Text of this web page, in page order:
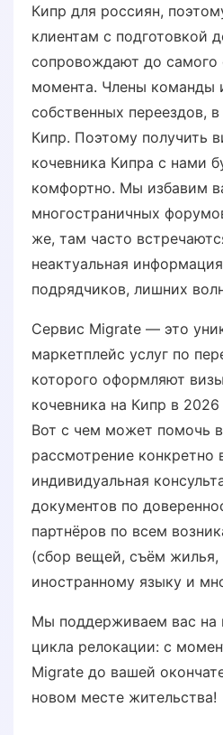
Кипр для россиян,
клиентам с подготовкой
сопровождают до самого
момента. Члены команды
собственных переездов,
Кипр. Поэтому получить
кочевника Кипра с нами
комфортно. Мы избавим
многостраничных
же, там часто
неактуальная
подрядчиков, лишних
Сервис Migrate — это
маркетплейс услуг по
которого оформляют
кочевника на Кипр в
Вот с чем может помочь
рассмотрение конкретно
индивидуальная
документов по
партнёров по всем
(сбор вещей, съём жилья,
иностранному языку и
Мы поддерживаем вас на
цикла релокации: с
Migrate до вашей
новом месте жительства!